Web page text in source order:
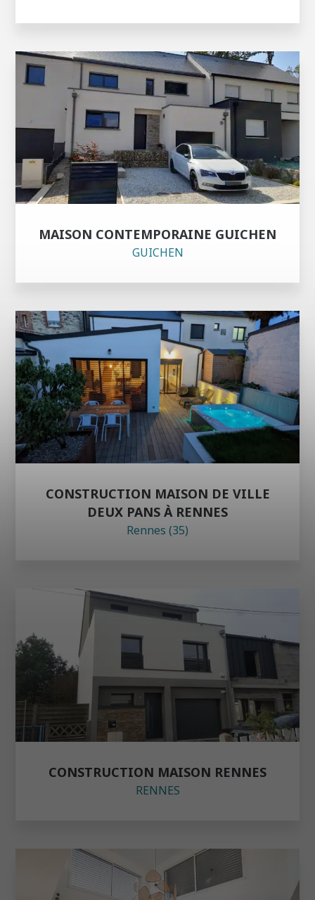
MAISON CONTEMPORAINE GUICHEN
GUICHEN
CONSTRUCTION MAISON DE VILLE
DEUX PANS À RENNES
Rennes (35)
CONSTRUCTION MAISON RENNES
RENNES